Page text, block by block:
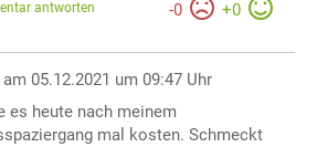
-0 +0
antworten
am 05.12.2021 um 09:47 Uhr
es heute nach meinem
mal kosten. Schmeckt